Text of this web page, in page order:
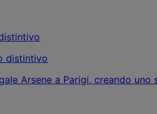
distintivo
Arsene a Parigi, creando